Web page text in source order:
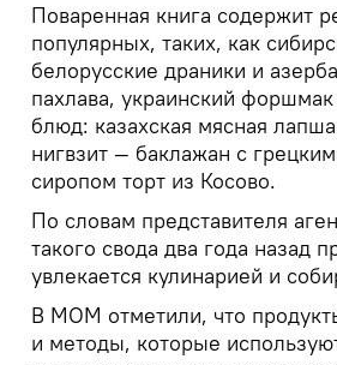
Поваренная книга содержит
популярных, таких, как
белорусские драники и
пахлава, украинский
блюд: казахская мясная
нигвзит — баклажан с
сиропом торт из Косово.
По словам представителя
такого свода два года назад
увлекается кулинарией и
В МОМ отметили, что
и методы, которые